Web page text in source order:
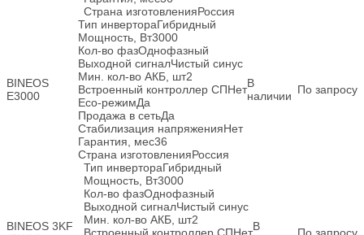
Страна изготовленияРоссия
BINEOS
E3000
Тип инвертораГибридный
Мощность, Вт3000
Кол-во фазОднофазный
Выходной сигналЧистый синус
Мин. кол-во АКБ, шт2
Встроенный контроллер СПНет
Eco-режимДа
Продажа в сетьДа
Стабилизация напряженияНет
Гарантия, мес36
Страна изготовленияРоссия
В
наличии По запросу
BINEOS 3KF
Тип инвертораГибридный
Мощность, Вт3000
Кол-во фазОднофазный
Выходной сигналЧистый синус
Мин. кол-во АКБ, шт2
В